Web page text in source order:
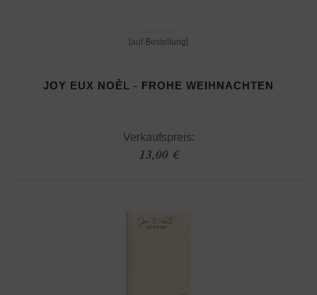
[auf Bestellung]
JOY EUX NOÈL - FROHE WEIHNACHTEN
Verkaufspreis:
13,00 €